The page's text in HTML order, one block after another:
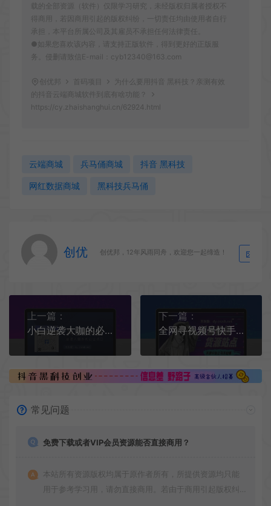
载的全部资源（软件）仅限学习研究，未经版权归属者授权不
得商用，若因商用引起的版权纠纷，一切责任均由使用者自行
承担，本平台所属公司及其雇员不承担任何法律责任。
●如果您喜欢该内容，请支持正版软件，得到更好的正版服
务。侵删请致信E-mail：cyb12340@163.com
创优邦 首码项目
为什么要用抖音 黑科技？亲测有效
的抖音云端商城软件到底有啥功能？
https://cy.zhaishanghui.cn/62924.html
云端商城 兵马俑商城 抖音 黑科技
网红数据商城 黑科技兵马俑
创优 创优邦，12年风雨同舟，欢迎您一起缔造！
上一篇：
小白逆袭大咖的必备工具，抖音 黑科技云端商城兵马俑挂铁机器人软件招募合伙人
下一篇：
全网寻视频号快手小红书抖音 黑科技云端商城系统合伙人，带你月入过万！
常见问题
免费下载或者VIP会员资源能否直接商用？
本站所有资源版权均属于原作者所有，所提供资源均只能
用于参考学习用，请勿直接商用。若由于商用引起版权纠